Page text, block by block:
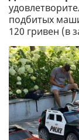
подбитых
120 гривен (в